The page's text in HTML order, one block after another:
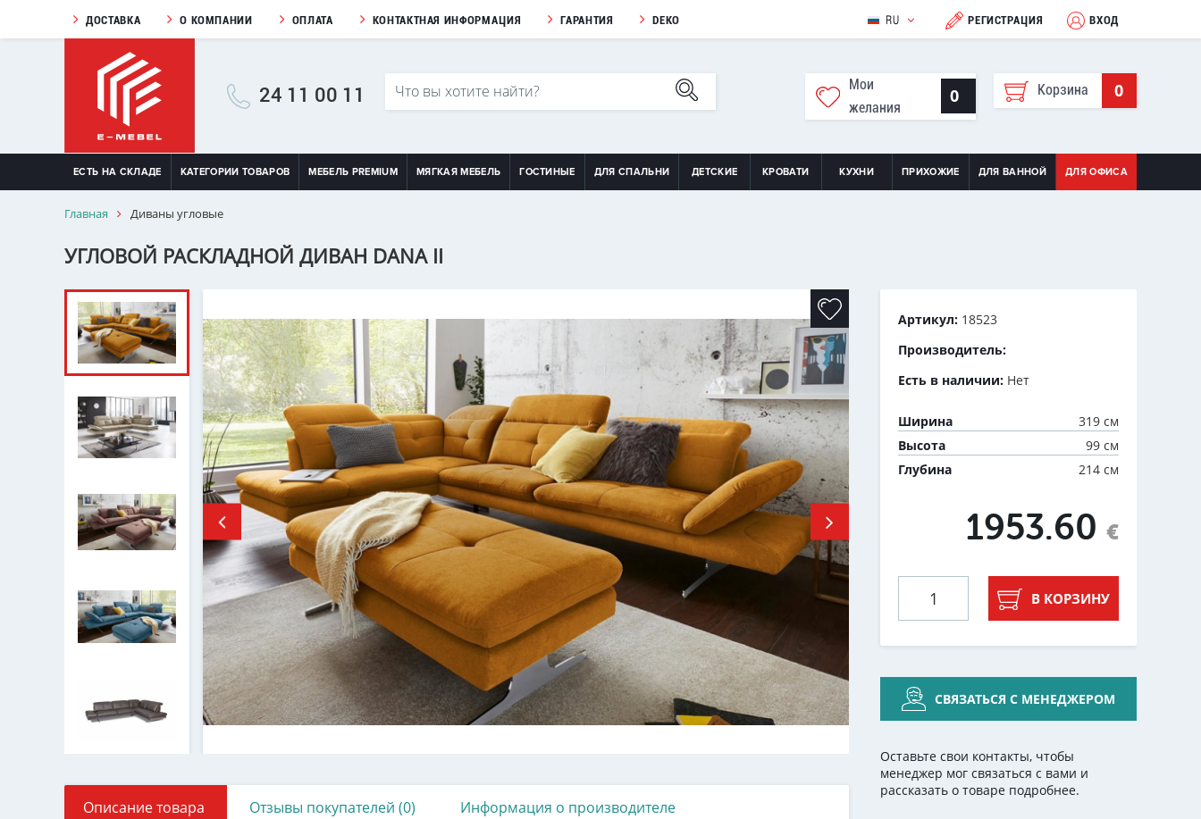
ДОСТАВКА О КОМПАНИИ ОПЛАТА КОНТАКТНАЯ ИНФОРМАЦИЯ ГАРАНТИЯ DEKO RU РЕГИСТРАЦИЯ ВХОД
24 11 00 11
Мои
желания
0 Корзина 0
ЕСТЬ НА СКЛАДЕ КАТЕГОРИИ ТОВАРОВ МЕБЕЛЬ PREMIUM МЯГКАЯ МЕБЕЛЬ ГОСТИНЫЕ ДЛЯ СПАЛЬНИ ДЕТСКИЕ КРОВАТИ КУХНИ ПРИХОЖИЕ ДЛЯ ВАННОЙ ДЛЯ ОФИСА
Главная Диваны угловые
УГЛОВОЙ РАСКЛАДНОЙ ДИВАН DANA II
Артикул: 18523
Производитель:
Есть в наличии: Нет
Ширина
319 см
Высота
99 см
Глубина
214 см
1953.60 €
В КОРЗИНУ
СВЯЗАТЬСЯ С МЕНЕДЖЕРОМ
Оставьте свои контакты, чтобы
менеджер мог связаться с вами и
рассказать о товаре подробнее.
Описание товара Отзывы покупателей (0) Информация о производителе